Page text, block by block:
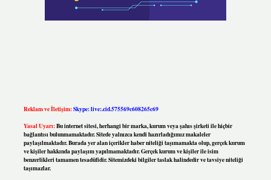
Reklam ve İletişim:Skype: live:.cid.575569c608265c69
Yasal Uyarı:Bu internet sitesi, herhangi bir marka, kurum veya şahıs şirketi ile hiçbir
bağlantısı bulunmamaktadır. Sitede yalnızca kendi hazırladığımız makaleler
paylaşılmaktadır. Burada yer alan içerikler haber niteliği taşımamakta olup, gerçek kurum
ve kişiler hakkında paylaşım yapılmamaktadır. Gerçek kurum ve kişiler ile isim
benzerlikleri tamamen tesadüfidir. Sitemizdeki bilgiler taslak halindedir ve tavsiye niteliği
taşımazlar.